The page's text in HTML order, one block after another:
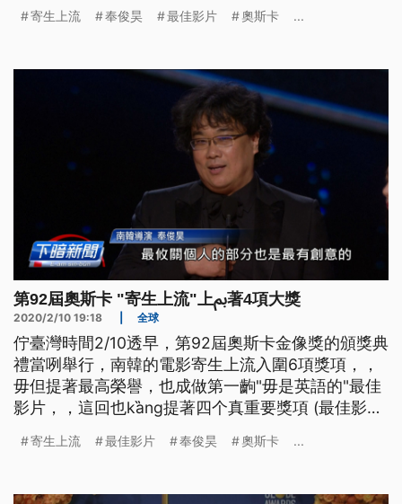
不夠多元等抨擊的革新成果。 寄生上流九號改寫奧
英語電影，還獲得最佳原創劇本獎，以及從最佳外語
片改名的第一屆最佳國際電影獎，
寄生上流 奉俊昊 最佳影片 奧斯卡 ...
第92屆奧斯卡 "寄生上流"上ﰈ著4項大獎
2020/2/10 19:18 全球
佇臺灣時間2/10透早，第92屆奧斯卡金像獎的頒獎典
禮當咧舉行，南韓的電影寄生上流入圍6項獎項，，
毋但提著最高榮譽，也成做第一齣"毋是英語的"最佳
影片，，這回也ka̋ng提著四个真重要獎項 (最佳影片
流 (最佳導演得獎的是)奉俊昊 寄生上流九號改寫奧斯
語電影，還獲得最佳原創劇本獎，以及從最佳外語片
寄生上流 最佳影片 奉俊昊 奧斯卡 ...